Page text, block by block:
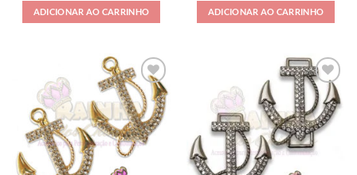
ADICIONAR AO CARRINHO ADICIONAR AO CARRINHO